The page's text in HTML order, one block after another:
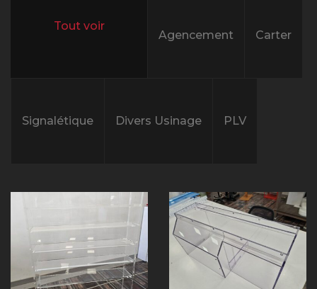
Agencement Carter
Signalétique Divers Usinage PLV